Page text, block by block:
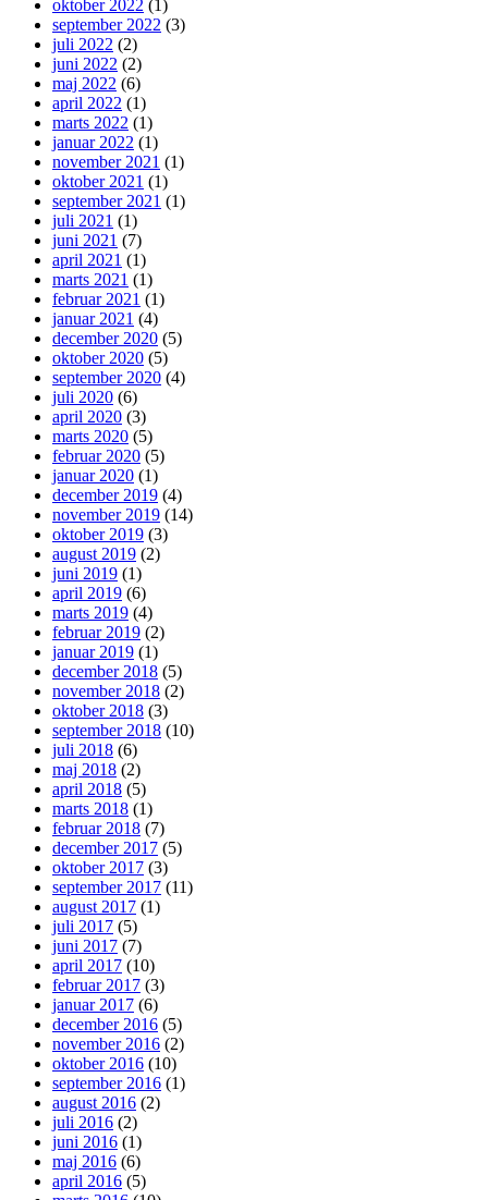
oktober 2022 (1)
september 2022 (3)
juli 2022 (2)
juni 2022 (2)
maj 2022 (6)
april 2022 (1)
marts 2022 (1)
januar 2022 (1)
november 2021 (1)
oktober 2021 (1)
september 2021 (1)
juli 2021 (1)
juni 2021 (7)
april 2021 (1)
marts 2021 (1)
februar 2021 (1)
januar 2021 (4)
december 2020 (5)
oktober 2020 (5)
september 2020 (4)
juli 2020 (6)
april 2020 (3)
marts 2020 (5)
februar 2020 (5)
januar 2020 (1)
december 2019 (4)
november 2019 (14)
oktober 2019 (3)
august 2019 (2)
juni 2019 (1)
april 2019 (6)
marts 2019 (4)
februar 2019 (2)
januar 2019 (1)
december 2018 (5)
november 2018 (2)
oktober 2018 (3)
september 2018 (10)
juli 2018 (6)
maj 2018 (2)
april 2018 (5)
marts 2018 (1)
februar 2018 (7)
december 2017 (5)
oktober 2017 (3)
september 2017 (11)
august 2017 (1)
juli 2017 (5)
juni 2017 (7)
april 2017 (10)
februar 2017 (3)
januar 2017 (6)
december 2016 (5)
november 2016 (2)
oktober 2016 (10)
september 2016 (1)
august 2016 (2)
juli 2016 (2)
juni 2016 (1)
maj 2016 (6)
april 2016 (5)